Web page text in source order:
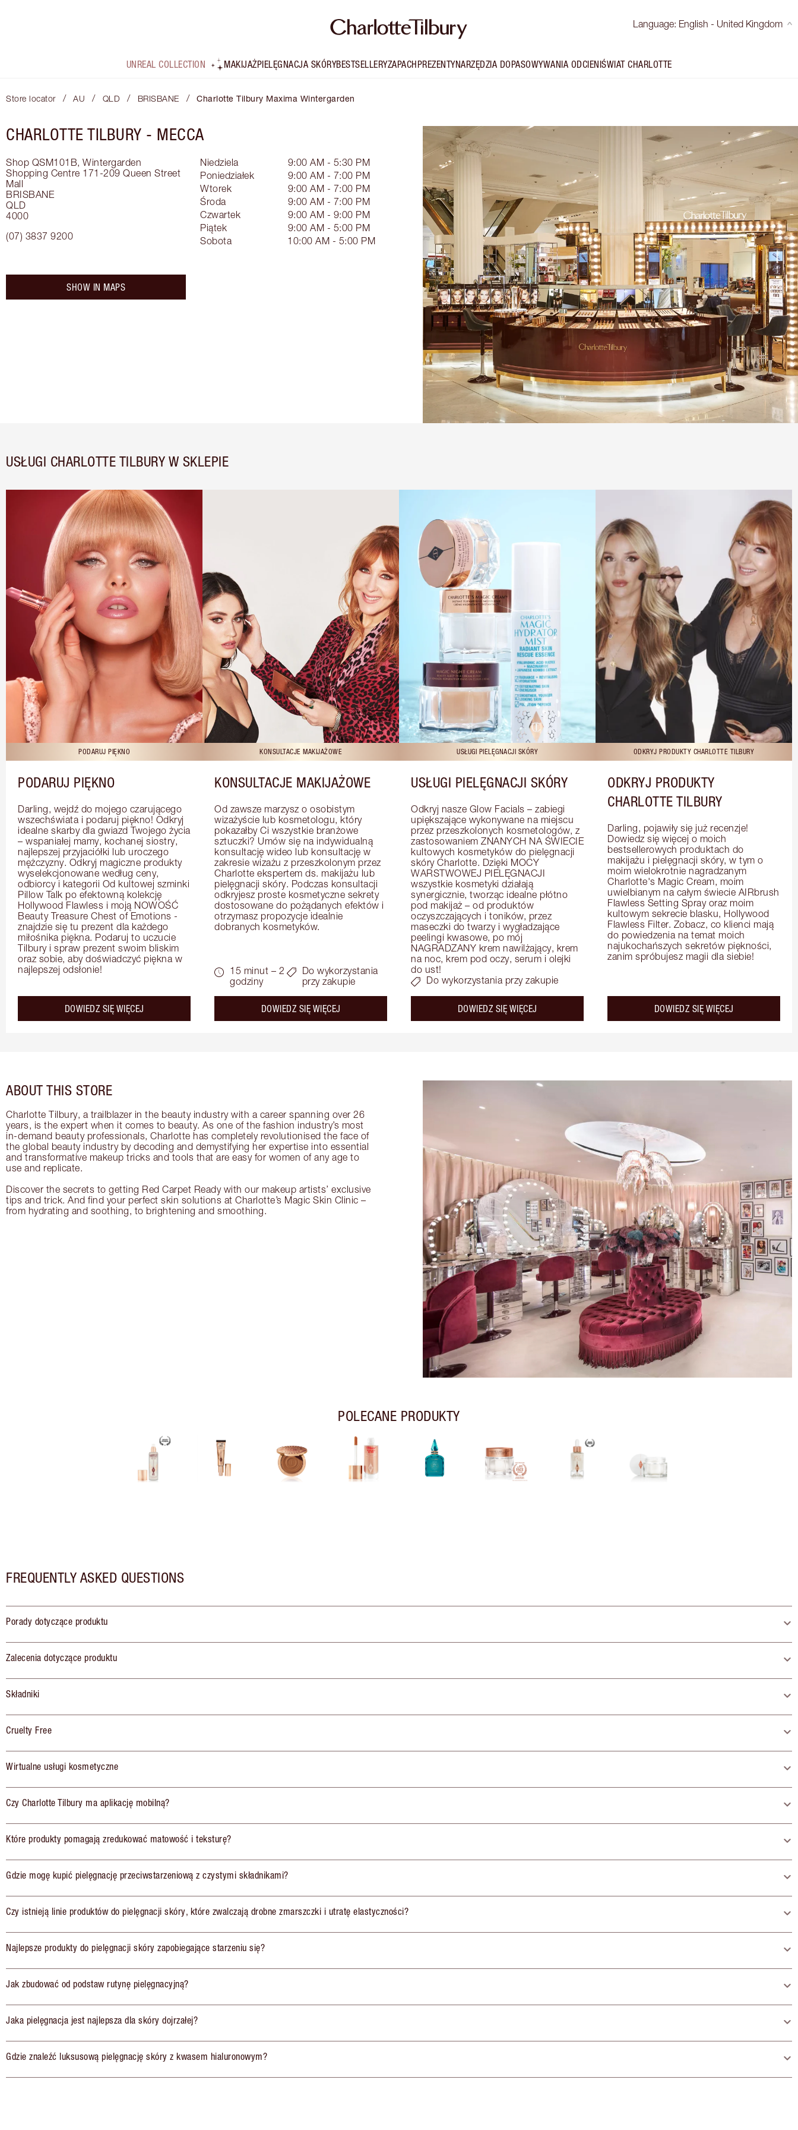
Language: English - United Kingdom
UNREAL COLLECTION MAKIJAŻPIELĘGNACJA SKÓRYBESTSELLERYZAPACHPREZENTYNARZĘDZIA DOPASOWYWANIA ODCIENIŚWIAT CHARLOTTE
Store locator / AU / QLD / BRISBANE / Charlotte Tilbury Maxima Wintergarden
CHARLOTTE TILBURY - MECCA
Shop QSM101B, Wintergarden
Shopping Centre 171-209 Queen Street
Mall
BRISBANE
QLD
4000
(07) 3837 9200
Niedziela
9:00 AM - 5:30 PM
Poniedziałek
9:00 AM - 7:00 PM
Wtorek
9:00 AM - 7:00 PM
Środa
9:00 AM - 7:00 PM
Czwartek
9:00 AM - 9:00 PM
Piątek
9:00 AM - 5:00 PM
Sobota
10:00 AM - 5:00 PM
SHOW IN MAPS
USŁUGI CHARLOTTE TILBURY W SKLEPIE
PODARUJ PIĘKNO
PODARUJ PIĘKNO
Darling, wejdź do mojego czarującego
wszechświata i podaruj piękno! Odkryj
idealne skarby dla gwiazd Twojego życia
– wspaniałej mamy, kochanej siostry,
najlepszej przyjaciółki lub uroczego
mężczyzny. Odkryj magiczne produkty
wyselekcjonowane według ceny,
odbiorcy i kategorii Od kultowej szminki
Pillow Talk po efektowną kolekcję
Hollywood Flawless i moją NOWOŚĆ
Beauty Treasure Chest of Emotions -
znajdzie się tu prezent dla każdego
miłośnika piękna. Podaruj to uczucie
Tilbury i spraw prezent swoim bliskim
oraz sobie, aby doświadczyć piękna w
najlepszej odsłonie!
DOWIEDZ SIĘ WIĘCEJ
KONSULTACJE MAKIJAŻOWE
KONSULTACJE MAKIJAŻOWE
Od zawsze marzysz o osobistym
wizażyście lub kosmetologu, który
pokazałby Ci wszystkie branżowe
sztuczki? Umów się na indywidualną
konsultację wideo lub konsultację w
zakresie wizażu z przeszkolonym przez
Charlotte ekspertem ds. makijażu lub
pielęgnacji skóry. Podczas konsultacji
odkryjesz proste kosmetyczne sekrety
dostosowane do pożądanych efektów i
otrzymasz propozycje idealnie
dobranych kosmetyków.
15 minut – 2
godziny
Do wykorzystania
przy zakupie
DOWIEDZ SIĘ WIĘCEJ
USŁUGI PIELĘGNACJI SKÓRY
USŁUGI PIELĘGNACJI SKÓRY
Odkryj nasze Glow Facials – zabiegi
upiększające wykonywane na miejscu
przez przeszkolonych kosmetologów, z
zastosowaniem ZNANYCH NA ŚWIECIE
kultowych kosmetyków do pielęgnacji
skóry Charlotte. Dzięki MOCY
WARSTWOWEJ PIELĘGNACJI
wszystkie kosmetyki działają
synergicznie, tworząc idealne płótno
pod makijaż – od produktów
oczyszczających i toników, przez
maseczki do twarzy i wygładzające
peelingi kwasowe, po mój
NAGRADZANY krem nawilżający, krem
na noc, krem pod oczy, serum i olejki
do ust!
Do wykorzystania przy zakupie
DOWIEDZ SIĘ WIĘCEJ
ODKRYJ PRODUKTY CHARLOTTE TILBURY
ODKRYJ PRODUKTY
CHARLOTTE TILBURY
Darling, pojawiły się już recenzje!
Dowiedz się więcej o moich
bestsellerowych produktach do
makijażu i pielęgnacji skóry, w tym o
moim wielokrotnie nagradzanym
Charlotte's Magic Cream, moim
uwielbianym na całym świecie AIRbrush
Flawless Setting Spray oraz moim
kultowym sekrecie blasku, Hollywood
Flawless Filter. Zobacz, co klienci mają
do powiedzenia na temat moich
najukochańszych sekretów piękności,
zanim spróbujesz magii dla siebie!
DOWIEDZ SIĘ WIĘCEJ
ABOUT THIS STORE
Charlotte Tilbury, a trailblazer in the beauty industry with a career spanning over 26
years, is the expert when it comes to beauty. As one of the fashion industry’s most
in-demand beauty professionals, Charlotte has completely revolutionised the face of
the global beauty industry by decoding and demystifying her expertise into essential
and transformative makeup tricks and tools that are easy for women of any age to
use and replicate.
Discover the secrets to getting Red Carpet Ready with our makeup artists’ exclusive
tips and trick. And find your perfect skin solutions at Charlotte’s Magic Skin Clinic –
from hydrating and soothing, to brightening and smoothing.
POLECANE PRODUKTY
FREQUENTLY ASKED QUESTIONS
Porady dotyczące produktu
Zalecenia dotyczące produktu
Składniki
Cruelty Free
Wirtualne usługi kosmetyczne
Czy Charlotte Tilbury ma aplikację mobilną?
Które produkty pomagają zredukować matowość i teksturę?
Gdzie mogę kupić pielęgnację przeciwstarzeniową z czystymi składnikami?
Czy istnieją linie produktów do pielęgnacji skóry, które zwalczają drobne zmarszczki i utratę elastyczności?
Najlepsze produkty do pielęgnacji skóry zapobiegające starzeniu się?
Jak zbudować od podstaw rutynę pielęgnacyjną?
Jaka pielęgnacja jest najlepsza dla skóry dojrzałej?
Gdzie znaleźć luksusową pielęgnację skóry z kwasem hialuronowym?